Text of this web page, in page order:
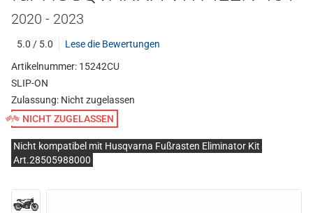
2020 - 2023
5.0 / 5.0
Lese die Bewertungen
Artikelnummer: 15242CU
SLIP-ON
Zulassung: Nicht zugelassen
NICHT ZUGELASSEN
Nicht kompatibel mit Husqvarna Fußrasten Eliminator Kit
Art.28505988000